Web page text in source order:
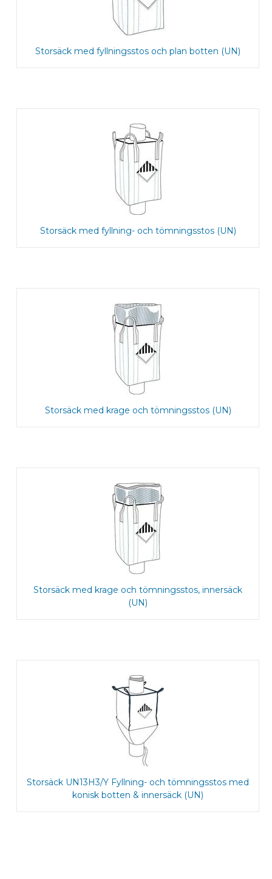
Storsäck med fyllningsstos och plan botten (UN)
Storsäck med fyllning- och tömningsstos (UN)
Storsäck med krage och tömningsstos (UN)
Storsäck med krage och tömningsstos, innersäck
(UN)
Storsäck UN13H3/Y Fyllning- och tömningsstos med
konisk botten & innersäck (UN)